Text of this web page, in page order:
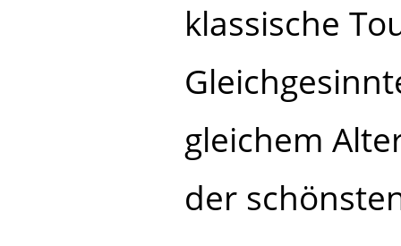
klassische
gleichem
der